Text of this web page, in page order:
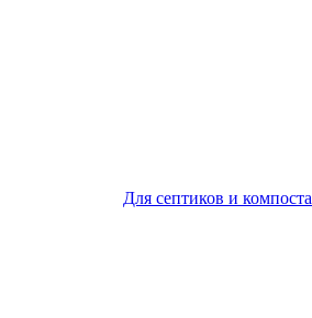
Для септиков и компоста